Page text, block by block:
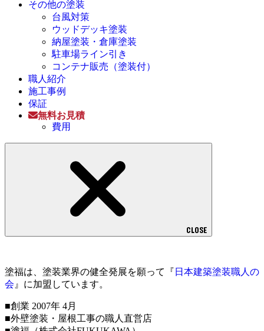
その他の塗装
台風対策
ウッドデッキ塗装
納屋塗装・倉庫塗装
駐車場ライン引き
コンテナ販売（塗装付）
職人紹介
施工事例
保証
無料お見積
費用
CLOSE
塗福は、塗装業界の健全発展を願って『 日本建築塗装職人の
会 』に加盟しています。
■創業 2007年 4月
■外壁塗装・屋根工事の職人直営店